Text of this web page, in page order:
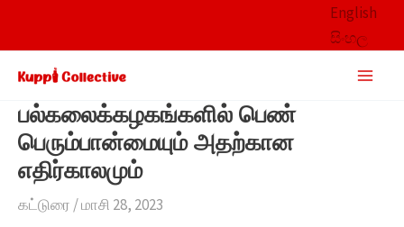
English
සිංහල
Main
பல்கலைக்கழகங்களில் பெண்
பெரும்பான்மையும் அதற்கான
எதிர்காலமும்
கட்டுரை /மாசி 28, 2023